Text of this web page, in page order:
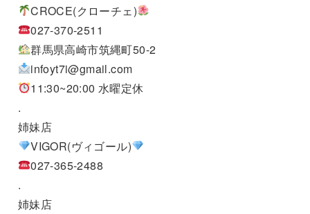
CROCE(クローチェ)
027-370-2511
群馬県高崎市筑縄町50-2
infoyt7i@gmail.com
11:30~20:00 水曜定休
.
姉妹店
VIGOR(ヴィゴール)
027-365-2488
.
姉妹店